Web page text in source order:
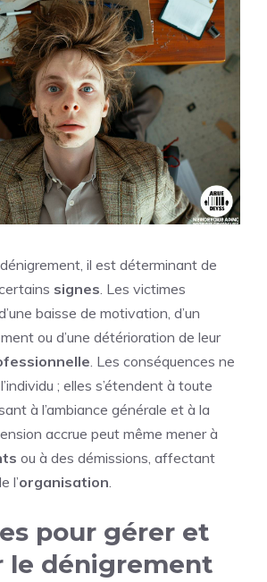
il est déterminant de
signes . Les victimes
baisse de motivation, d’un
ou d’une détérioration de leur
. Les conséquences ne
; elles s’étendent à toute
à l’ambiance générale et à la
accrue peut même mener à
ou à des démissions, affectant
l’organisation
pour gérer et
le dénigrement